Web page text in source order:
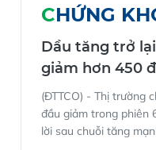
CHỨNG
Dầu tăng trở
giảm hơn 450
(ĐTTCO) - Thị trường
đầu giảm trong phiên
lời sau chuỗi tăng